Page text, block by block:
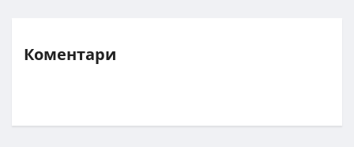
Коментари